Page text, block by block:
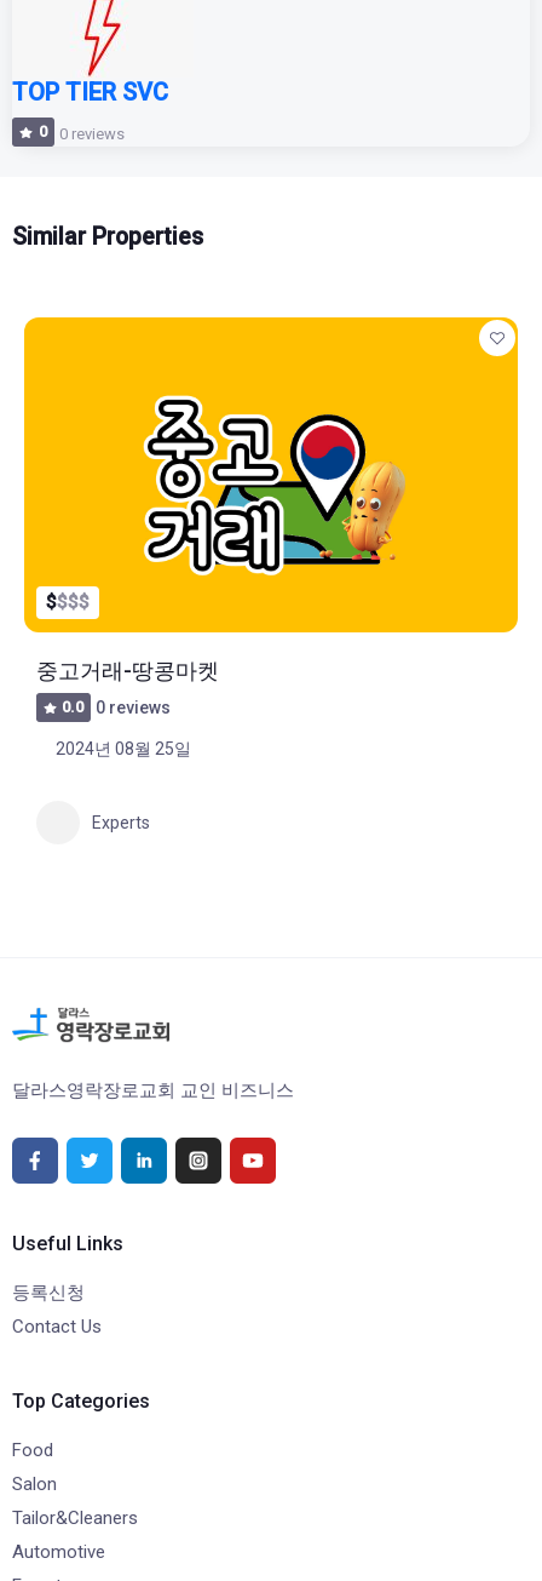
TOP TIER SVC
0 0 reviews
Similar Properties
$$$$
중고거래-땅콩마켓
0.0 0 reviews
2024년 08월 25일
Experts
달라스영락장로교회 교인 비즈니스
Useful Links
등록신청
Contact Us
Top Categories
Food
Salon
Tailor&Cleaners
Automotive